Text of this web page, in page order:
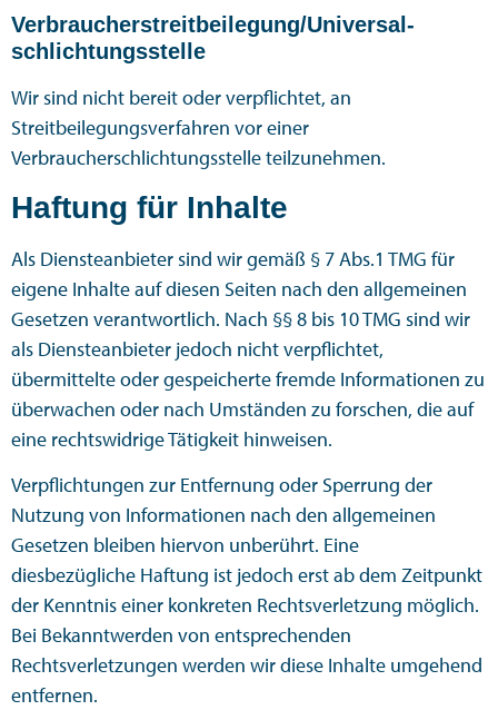
Verbraucher­streit­beilegung/Universal­
schlichtungs­stelle
Wir sind nicht bereit oder verpflichtet, an
Streitbeilegungsverfahren vor einer
Verbraucherschlichtungsstelle teilzunehmen.
Haftung für Inhalte
Als Diensteanbieter sind wir gemäß § 7 Abs.1 TMG für
eigene Inhalte auf diesen Seiten nach den allgemeinen
Gesetzen verantwortlich. Nach §§ 8 bis 10 TMG sind wir
als Diensteanbieter jedoch nicht verpflichtet,
übermittelte oder gespeicherte fremde Informationen zu
überwachen oder nach Umständen zu forschen, die auf
eine rechtswidrige Tätigkeit hinweisen.
Verpflichtungen zur Entfernung oder Sperrung der
Nutzung von Informationen nach den allgemeinen
Gesetzen bleiben hiervon unberührt. Eine
diesbezügliche Haftung ist jedoch erst ab dem Zeitpunkt
der Kenntnis einer konkreten Rechtsverletzung möglich.
Bei Bekanntwerden von entsprechenden
Rechtsverletzungen werden wir diese Inhalte umgehend
entfernen.